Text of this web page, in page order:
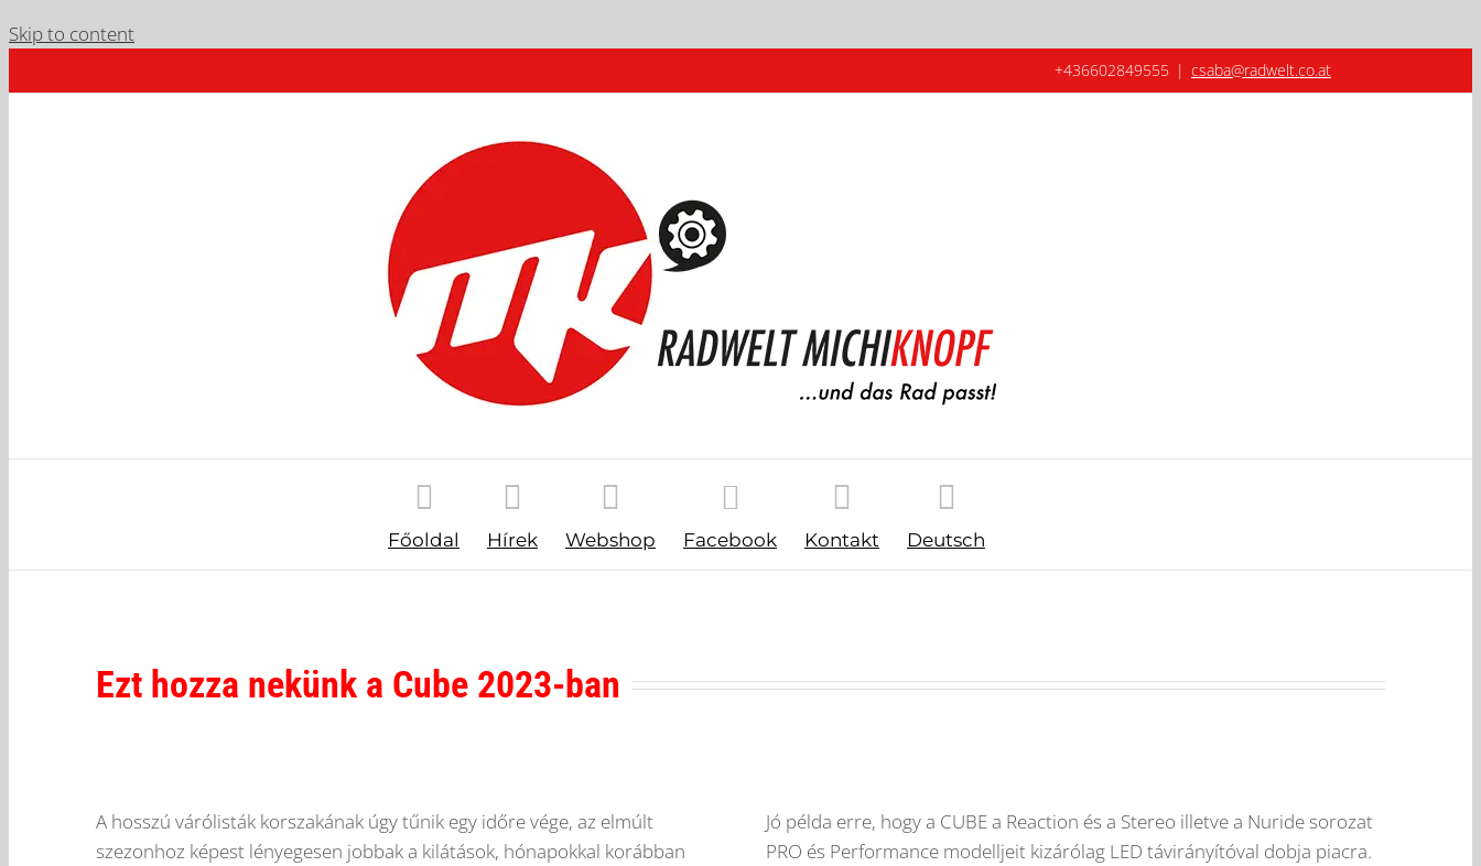
Skip to content
+436602849555 | csaba@radwelt.co.at
Főoldal Hírek Webshop Facebook Kontakt Deutsch
Ezt hozza nekünk a Cube 2023-ban
A hosszú várólisták korszakának úgy tűnik egy időre vége, az elmúlt
szezonhoz képest lényegesen jobbak a kilátások, hónapokkal korábban
Jó példa erre, hogy a CUBE a Reaction és a Stereo illetve a Nuride sorozat
PRO és Performance modelljeit kizárólag LED távirányítóval dobja piacra.